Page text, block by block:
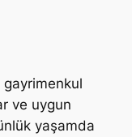
gayrimenkul
ve uygun
yaşamda